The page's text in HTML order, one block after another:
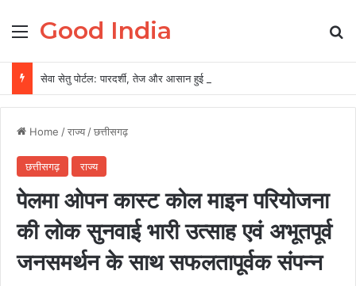
Menu
Good India
सेवा सेतु पोर्टल: पारदर्शी, तेज और आसान हुई सरकारी सेवाओं की व्यवस्था
Home /राज्य /छत्तीसगढ़
छत्तीसगढ़ राज्य
पेलमा ओपन कास्ट कोल माइन परियोजना
की लोक सुनवाई भारी उत्साह एवं अभूतपूर्व
जनसमर्थन के साथ सफलतापूर्वक संपन्न